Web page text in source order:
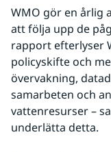
WMO gör en årlig
att följa upp de
rapport efterlyser
policyskifte och
övervakning,
samarbeten och
vattenresurser –
underlätta detta.